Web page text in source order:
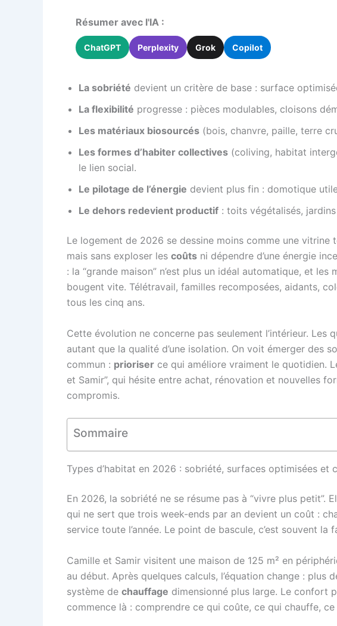
Résumer avec l'IA :
ChatGPT Perplexity Grok Copilot
La sobriété devient un critère de base : surface
La flexibilité progresse : pièces modulables, cloisons
Les matériaux biosourcés (bois, chanvre, paille, terre
Les formes d’habiter collectives (coliving, habitat
le lien social.
Le pilotage de l’énergie devient plus fin : domotique
Le dehors redevient productif : toits végétalisés,
Le logement de 2026 se dessine moins comme une
mais sans exploser les coûts ni dépendre d’une énergie
: la “grande maison” n’est plus un idéal automatique, et
bougent vite. Télétravail, familles recomposées, aidants,
tous les cinq ans.
Cette évolution ne concerne pas seulement l’intérieur. Les
autant que la qualité d’une isolation. On voit émerger des
commun : prioriser ce qui améliore vraiment le quotidien.
et Samir”, qui hésite entre achat, rénovation et nouvelles
compromis.
Sommaire
Types d’habitat en 2026 : sobriété, surfaces optimisées et
En 2026, la sobriété ne se résume pas à “vivre plus petit”.
qui ne sert que trois week-ends par an devient un coût :
service toute l’année. Le point de bascule, c’est souvent
Camille et Samir visitent une maison de 125 m² en
au début. Après quelques calculs, l’équation change : plus
système de chauffage dimensionné plus large. Le confort
commence là : comprendre ce qui coûte, ce qui chauffe,